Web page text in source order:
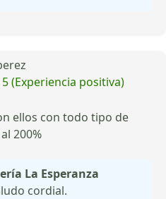
5 (Experiencia positiva)
ellos con todo tipo de
200%
La Esperanza
cordial.